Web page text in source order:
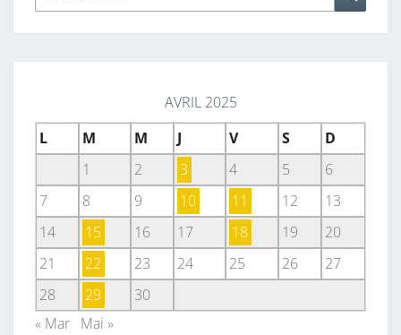
AVRIL 2025
L
M M J V S
D
1
2 3 4 5
6
7
8 9 10 11 12
13
14
15 16 17 18 19
20
21
22 23 24 25 26
27
28
29
30
« Mar Mai »